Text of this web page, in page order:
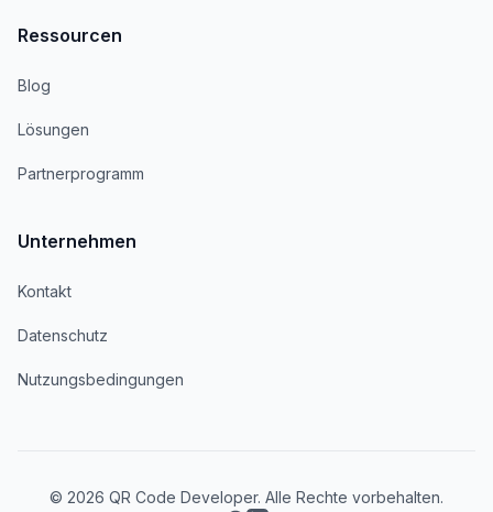
Ressourcen
Blog
Lösungen
Partnerprogramm
Unternehmen
Kontakt
Datenschutz
Nutzungsbedingungen
© 2026 QR Code Developer. Alle Rechte vorbehalten.